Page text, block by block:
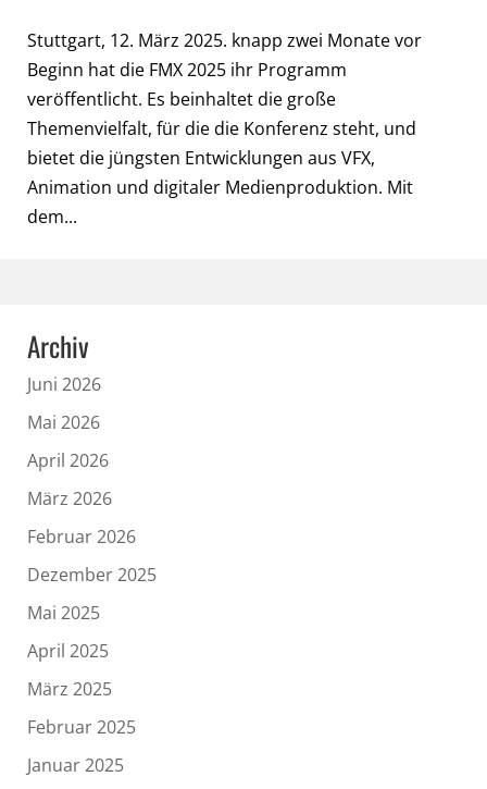
Stuttgart, 12. März 2025. knapp zwei Monate vor
Beginn hat die FMX 2025 ihr Programm
veröffentlicht. Es beinhaltet die große
Themenvielfalt, für die die Konferenz steht, und
bietet die jüngsten Entwicklungen aus VFX,
Animation und digitaler Medienproduktion. Mit
dem...
Archiv
Juni 2026
Mai 2026
April 2026
März 2026
Februar 2026
Dezember 2025
Mai 2025
April 2025
März 2025
Februar 2025
Januar 2025